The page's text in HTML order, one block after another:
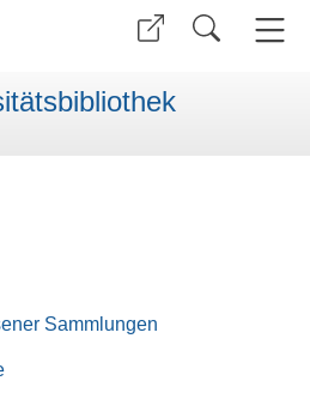
Sammlungen